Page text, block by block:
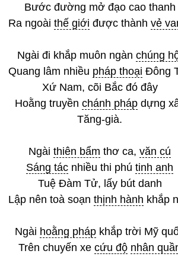
Bước đường mở đạo cao thanh
Ra ngoài thế giới được thành vẻ
Ngài đi khắp muôn ngàn chúng
Quang lâm nhiều pháp thoại Đông
Xứ Nam, cõi Bắc đó đây
Hoằng truyền chánh phápdựng
Tăng-già.
Ngài thiên bẩm thơ ca, văn cú
Sáng tác nhiều thi phú tinh anh
Tuệ Đàm Tử, lấy bút danh
Lập nên toà soạn thịnh hành khắp
Ngài hoằng pháp khắp trời Mỹ
Trên chuyến xe cứu độ nhân